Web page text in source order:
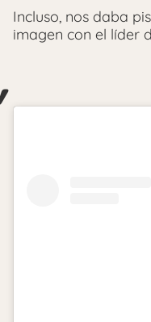
Incluso, nos daba
imagen con el líder